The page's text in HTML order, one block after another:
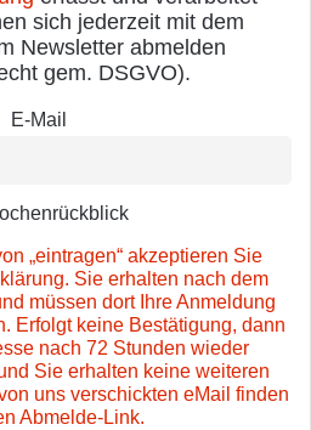
sich jederzeit mit dem
Newsletter abmelden
gem. DSGVO).
E-Mail
„eintragen“ akzeptieren Sie
Sie erhalten nach dem
müssen dort Ihre Anmeldung
Erfolgt keine Bestätigung, dann
nach 72 Stunden wieder
Sie erhalten keine weiteren
uns verschickten eMail finden
Abmelde-Link.